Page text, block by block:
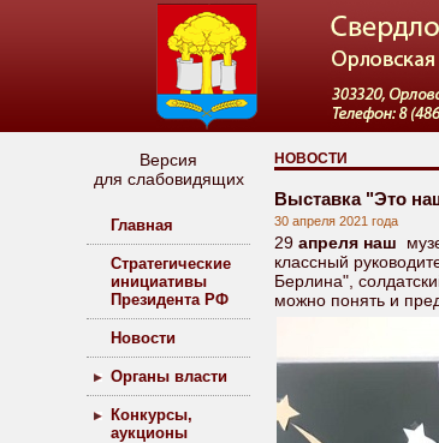
Версия
для слабовидящих
Главная
Стратегические
инициативы
Президента РФ
Новости
Органы власти
Конкурсы,
аукционы
НОВОСТИ
Выставка "Это
30 апреля 2021 года
29 апреля наш
классный
Берлина",
можно понять и